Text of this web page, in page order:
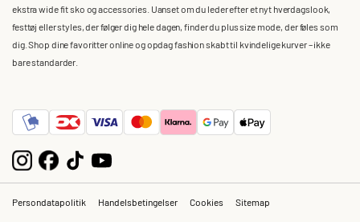
ekstra wide fit sko og accessories. Uanset om du leder efter et nyt hverdagslook,
festtøj eller styles, der følger dig hele dagen, finder du plus size mode, der føles som
dig. Shop dine favoritter online og opdag fashion skabt til kvindelige kurver – ikke
bare standarder.
Persondatapolitik Handelsbetingelser Cookies Sitemap